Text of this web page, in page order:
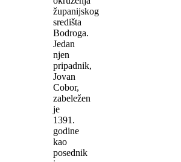
županijskog
središta
Bodroga.
Jedan
njen
pripadnik,
Jovan
Cobor,
zabeležen
je
1391.
godine
kao
posednik